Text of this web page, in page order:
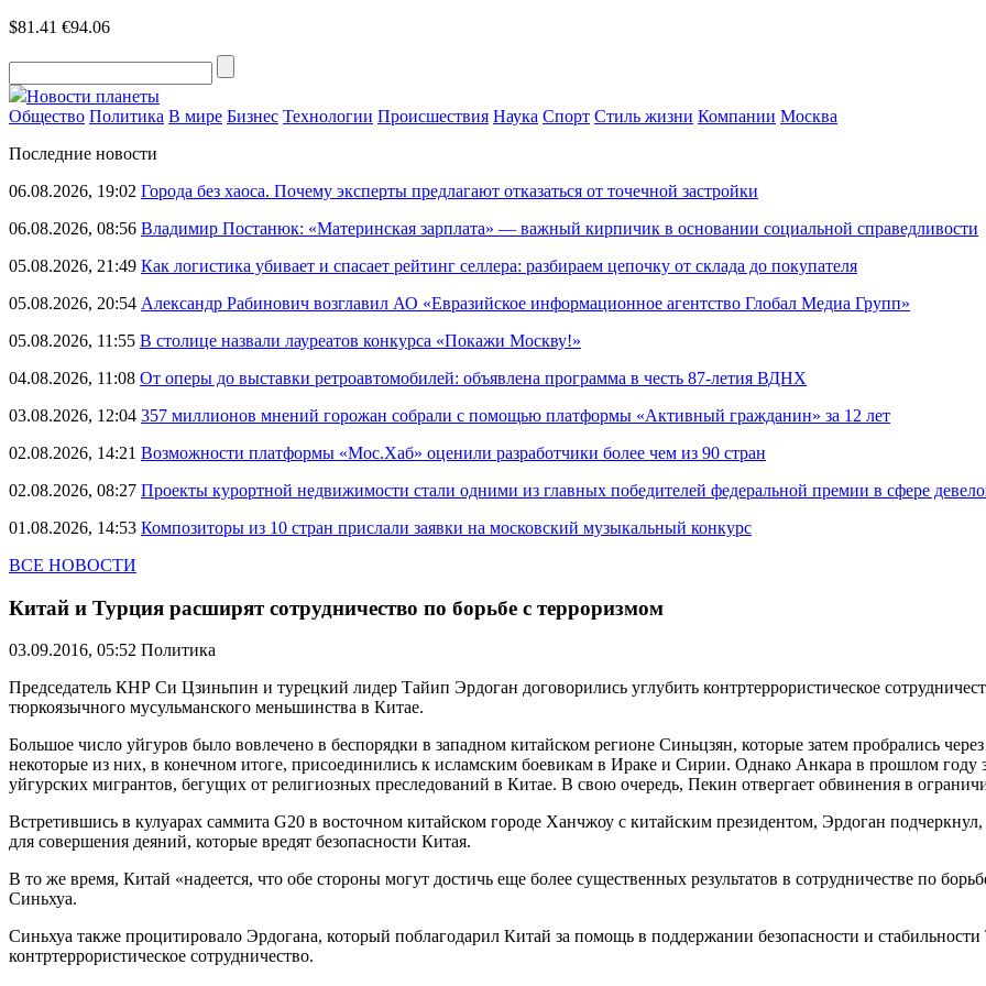
$81.41 €94.06
Новости планеты
Общество Политика В мире Бизнес Технологии Происшествия Наука Спорт Стиль жизни Компании Москва
Последние новости
06.08.2026, 19:02 Города без хаоса. Почему эксперты предлагают отказаться от точечной застройки
06.08.2026, 08:56 Владимир Постанюк: «Материнская зарплата» — важный кирпичик в основании социальной справедливости
05.08.2026, 21:49 Как логистика убивает и спасает рейтинг селлера: разбираем цепочку от склада до покупателя
05.08.2026, 20:54 Александр Рабинович возглавил АО «Евразийское информационное агентство Глобал Медиа Групп»
05.08.2026, 11:55 В столице назвали лауреатов конкурса «Покажи Москву!»
04.08.2026, 11:08 От оперы до выставки ретроавтомобилей: объявлена программа в честь 87-летия ВДНХ
03.08.2026, 12:04 357 миллионов мнений горожан собрали с помощью платформы «Активный гражданин» за 12 лет
02.08.2026, 14:21 Возможности платформы «Мос.Хаб» оценили разработчики более чем из 90 стран
02.08.2026, 08:27 Проекты курортной недвижимости стали одними из главных победителей федеральной премии в сфере
01.08.2026, 14:53 Композиторы из 10 стран прислали заявки на московский музыкальный конкурс
ВСЕ НОВОСТИ
Китай и Турция расширят сотрудничество по борьбе с терроризмом
03.09.2016, 05:52 Политика
Председатель КНР Си Цзиньпин и турецкий лидер Тайип Эрдоган договорились углубить контртеррористическое
тюркоязычного мусульманского меньшинства в Китае.
Большое число уйгуров было вовлечено в беспорядки в западном китайском регионе Синьцзян, которые затем пробрались
некоторые из них, в конечном итоге, присоединились к исламским боевикам в Ираке и Сирии. Однако Анкара в прошлом году
уйгурских мигрантов, бегущих от религиозных преследований в Китае. В свою очередь, Пекин отвергает обвинения в
Встретившись в кулуарах саммита G20 в восточном китайском городе Ханчжоу с китайским президентом, Эрдоган
для совершения деяний, которые вредят безопасности Китая.
В то же время, Китай «надеется, что обе стороны могут достичь еще более существенных результатов в сотрудничестве по
Синьхуа.
Синьхуа также процитировало Эрдогана, который поблагодарил Китай за помощь в поддержании безопасности и стабильности
контртеррористическое сотрудничество.